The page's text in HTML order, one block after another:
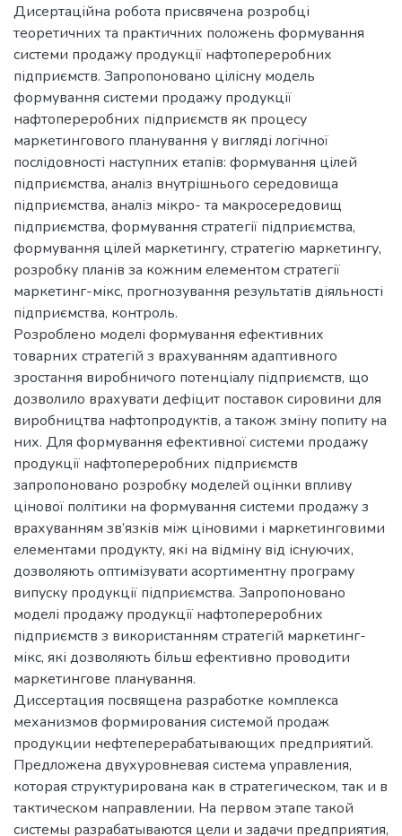
Дисертаційна робота присвячена розробці
теоретичних та практичних положень формування
системи продажу продукції нафтопереробних
підприємств. Запропоновано цілісну модель
формування системи продажу продукції
нафтопереробних підприємств як процесу
маркетингового планування у вигляді логічної
послідовності наступних етапів: формування цілей
підприємства, аналіз внутрішнього середовища
підприємства, аналіз мікро- та макросередовищ
підприємства, формування стратегії підприємства,
формування цілей маркетингу, стратегію маркетингу,
розробку планів за кожним елементом стратегії
маркетинг-мікс, прогнозування результатів діяльності
підприємства, контроль.
Розроблено моделі формування ефективних
товарних стратегій з врахуванням адаптивного
зростання виробничого потенціалу підприємств, що
дозволило врахувати дефіцит поставок сировини для
виробництва нафтопродуктів, а також зміну попиту на
них. Для формування ефективної системи продажу
продукції нафтопереробних підприємств
запропоновано розробку моделей оцінки впливу
цінової політики на формування системи продажу з
врахуванням зв’язків між ціновими і маркетинговими
елементами продукту, які на відміну від існуючих,
дозволяють оптимізувати асортиментну програму
випуску продукції підприємства. Запропоновано
моделі продажу продукції нафтопереробних
підприємств з використанням стратегій маркетинг-
мікс, які дозволяють більш ефективно проводити
маркетингове планування.
Диссертация посвящена разработке комплекса
механизмов формирования системой продаж
продукции нефтеперерабатывающих предприятий.
Предложена двухуровневая система управления,
которая структурирована как в стратегическом, так и в
тактическом направлении. На первом этапе такой
системы разрабатываются цели и задачи предприятия,